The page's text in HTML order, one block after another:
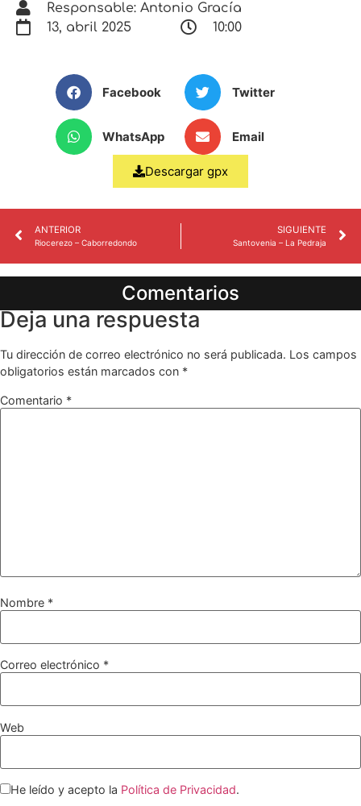
Responsable: Antonio Gracía
13, abril 2025
10:00
Facebook Twitter
WhatsApp Email
Descargar gpx
ANTERIOR
Riocerezo – Caborredondo
SIGUIENTE
Santovenia – La Pedraja
Comentarios
Deja una respuesta
Tu dirección de correo electrónico no será publicada. Los campos
obligatorios están marcados con *
Comentario *
Nombre *
Correo electrónico *
Web
He leído y acepto la Política de Privacidad.